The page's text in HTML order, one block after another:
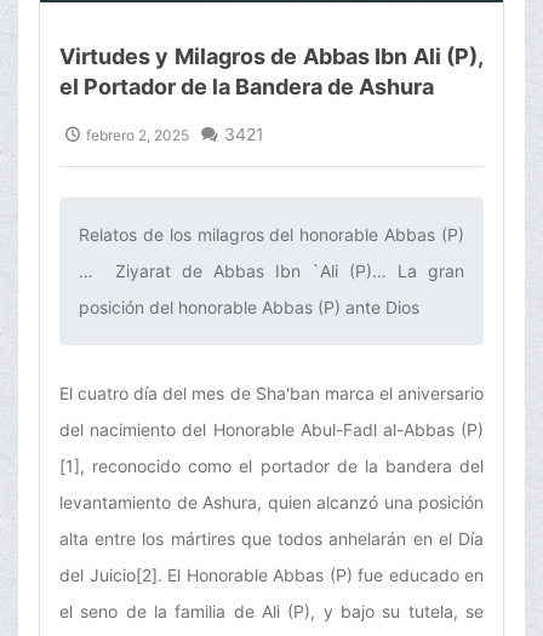
Virtudes y Milagros de Abbas Ibn Ali (P),
el Portador de la Bandera de Ashura
febrero 2, 2025 3421
Relatos de los milagros del honorable Abbas (P)
… Ziyarat de Abbas Ibn `Ali (P)… La gran
posición del honorable Abbas (P) ante Dios‌
El cuatro día del mes de Sha'ban marca el aniversario
del nacimiento del Honorable Abul-Fadl al-Abbas (P)
[1], reconocido como el portador de la bandera del
levantamiento de Ashura, quien alcanzó una posición
alta entre los mártires que todos anhelarán en el Día
del Juicio[2]. El Honorable Abbas (P) fue educado en
el seno de la familia de Ali (P), y bajo su tutela, se